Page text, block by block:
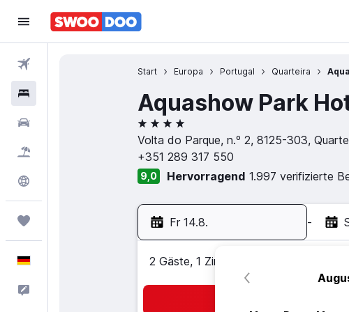
Start Europa Portugal Quarteira
Aquashow Park
4 Sterne
Volta do Parque, n.º 2, 8125-303,
+351 289 317 550
9,0 Hervorragend 1.997 verifizierte
Fr 14.8. -
2 Gäste, 1 Zimmer